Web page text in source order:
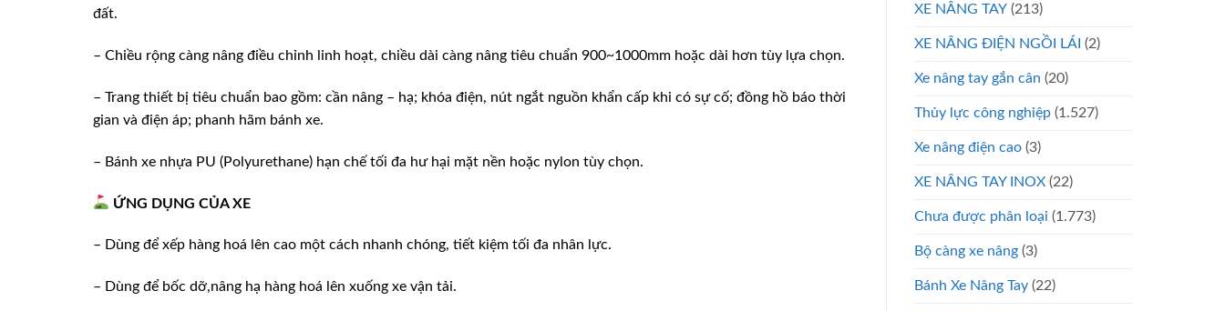
đất.
– Chiều rộng càng nâng điều chỉnh linh hoạt, chiều dài càng nâng tiêu chuẩn 900~1000mm hoặc dài hơn tùy lựa chọn.
– Trang thiết bị tiêu chuẩn bao gồm: cần nâng – hạ; khóa điện, nút ngắt nguồn khẩn cấp khi có sự cố; đồng hồ báo thời
gian và điện áp; phanh hãm bánh xe.
– Bánh xe nhựa PU (Polyurethane) hạn chế tối đa hư hại mặt nền hoặc nylon tùy chọn.
ỨNG DỤNG CỦA XE
– Dùng để xếp hàng hoá lên cao một cách nhanh chóng, tiết kiệm tối đa nhân lực.
– Dùng để bốc dỡ,nâng hạ hàng hoá lên xuống xe vận tải.
XE NÂNG TAY (213)
XE NÂNG ĐIỆN NGỒI LÁI (2)
Xe nâng tay gắn cân (20)
Thủy lực công nghiệp (1.527)
Xe nâng điện cao (3)
XE NÂNG TAY INOX (22)
Chưa được phân loại (1.773)
Bộ càng xe nâng (3)
Bánh Xe Nâng Tay (22)